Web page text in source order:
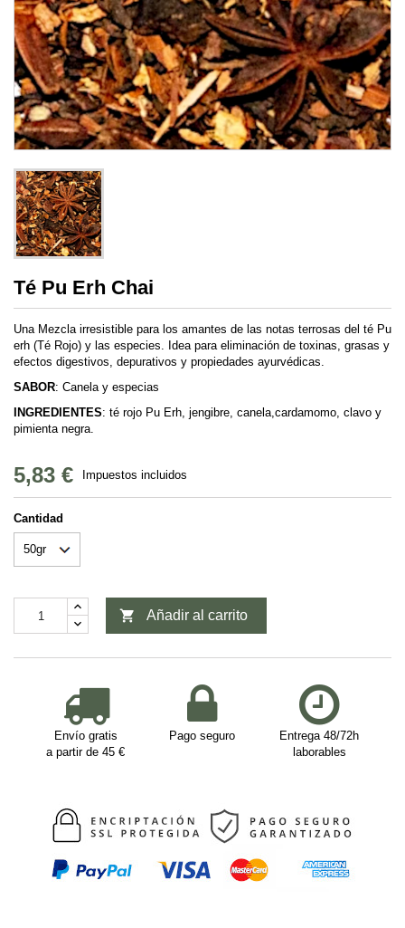
Té Pu Erh Chai
Una Mezcla irresistible para los amantes de las notas terrosas del té Pu
erh (Té Rojo) y las especies. Idea para eliminación de toxinas, grasas y
efectos digestivos, depurativos y propiedades ayurvédicas.
SABOR: Canela y especias
INGREDIENTES: té rojo Pu Erh, jengibre, canela,cardamomo, clavo y
pimienta negra.
5,83 € Impuestos incluidos
Cantidad
 Añadir al carrito
Envío gratis
a partir de 45 €
Pago seguro
Entrega 48/72h
laborables